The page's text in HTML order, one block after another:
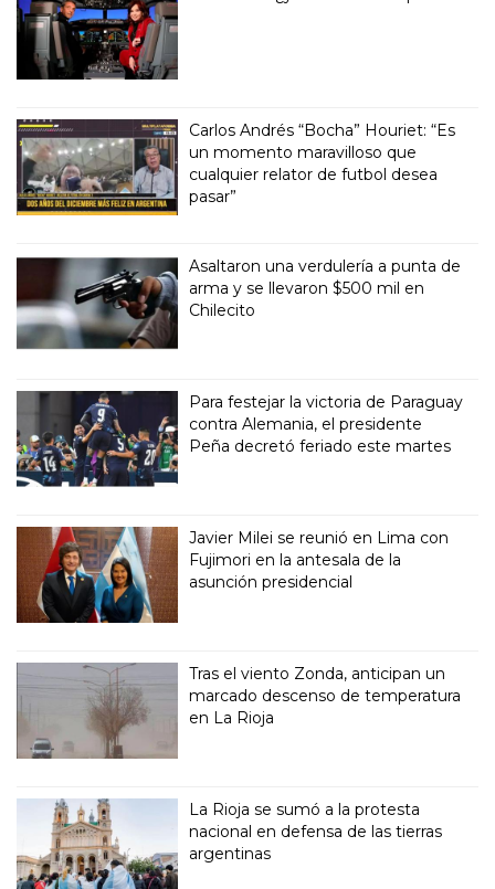
Carlos Andrés “Bocha” Houriet: “Es
un momento maravilloso que
cualquier relator de futbol desea
pasar”
Asaltaron una verdulería a punta de
arma y se llevaron $500 mil en
Chilecito
Para festejar la victoria de Paraguay
contra Alemania, el presidente
Peña decretó feriado este martes
Javier Milei se reunió en Lima con
Fujimori en la antesala de la
asunción presidencial
Tras el viento Zonda, anticipan un
marcado descenso de temperatura
en La Rioja
La Rioja se sumó a la protesta
nacional en defensa de las tierras
argentinas